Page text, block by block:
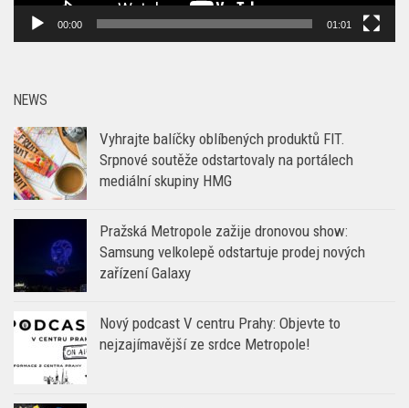
00:00 01:01
NEWS
Vyhrajte balíčky oblíbených produktů FIT.
Srpnové soutěže odstartovaly na portálech
mediální skupiny HMG
Pražská Metropole zažije dronovou show:
Samsung velkolepě odstartuje prodej nových
zařízení Galaxy
Nový podcast V centru Prahy: Objevte to
nejzajímavější ze srdce Metropole!